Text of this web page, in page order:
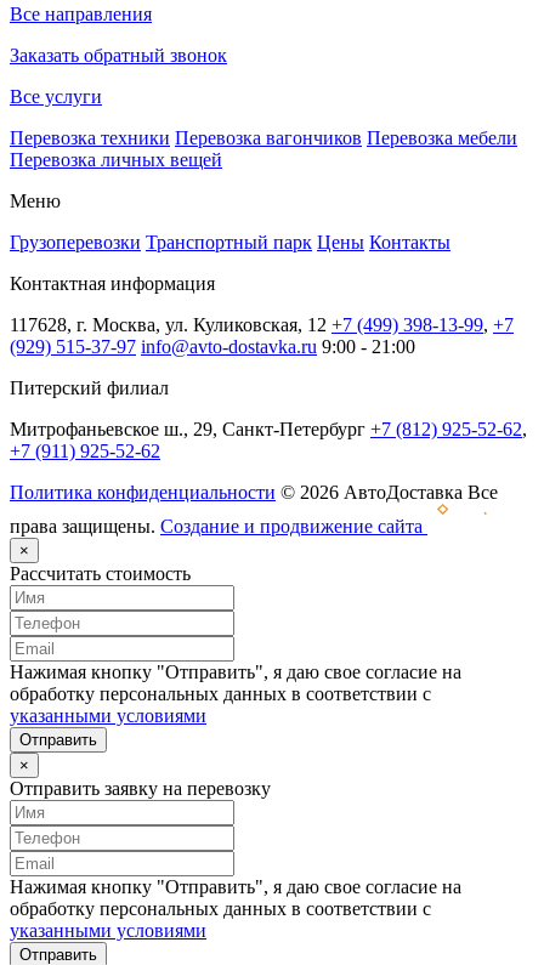
Все направления
Заказать обратный звонок
Все услуги
Перевозка техники Перевозка вагончиков Перевозка мебели
Перевозка личных вещей
Меню
Грузоперевозки Транспортный парк Цены Контакты
Контактная информация
117628, г. Москва, ул. Куликовская, 12 +7 (499) 398-13-99, +7
(929) 515-37-97 info@avto-dostavka.ru 9:00 - 21:00
Питерский филиал
Митрофаньевское ш., 29, Санкт-Петербург +7 (812) 925-52-62,
+7 (911) 925-52-62
Политика конфиденциальности © 2026 АвтоДоставка Все
права защищены. Создание и продвижение сайта
×
Рассчитать стоимость
Нажимая кнопку "Отправить", я даю свое согласие на
обработку персональных данных в соответствии с
указанными условиями
Отправить
×
Отправить заявку на перевозку
Нажимая кнопку "Отправить", я даю свое согласие на
обработку персональных данных в соответствии с
указанными условиями
Отправить